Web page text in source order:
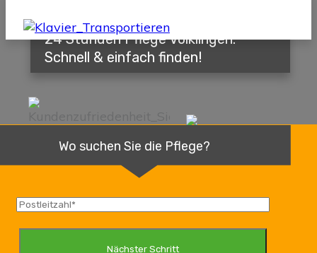
24 Stunden Pflege Völklingen:
Schnell & einfach finden!
Wo suchen Sie die Pflege?